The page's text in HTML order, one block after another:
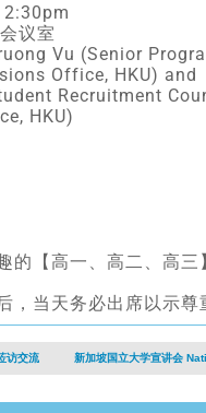
议室
Vu (Senior
Office, HKU) and
Recruitment
HKU)
的【高一、高二、高三
，当天务必出席以示尊
访交流